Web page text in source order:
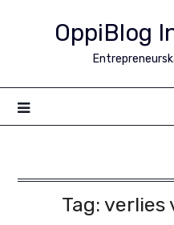
OppiBlog
Tag: verlies